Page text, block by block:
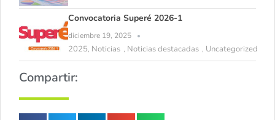
Convocatoria Superé 2026-1
diciembre 19, 2025
2025, Noticias , Noticias destacadas , Uncategorized
Compartir: